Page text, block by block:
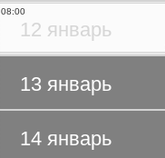
12 январь
08:00
13 январь
14 январь